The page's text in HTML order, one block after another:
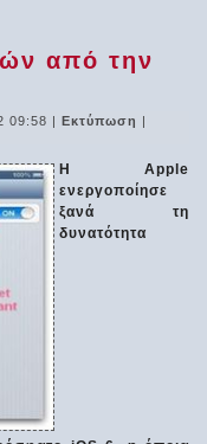
από την
09:58 |Εκτύπωση |
Η Apple
ενεργοποίησε
ξανά τη
δυνατότητα